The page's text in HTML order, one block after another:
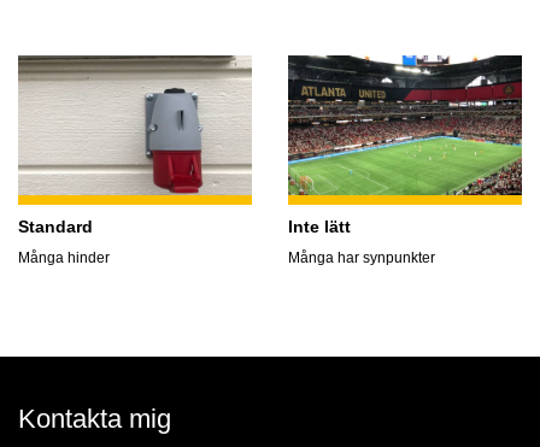
Standard
Många hinder
Inte lätt
Många har synpunkter
Kontakta mig